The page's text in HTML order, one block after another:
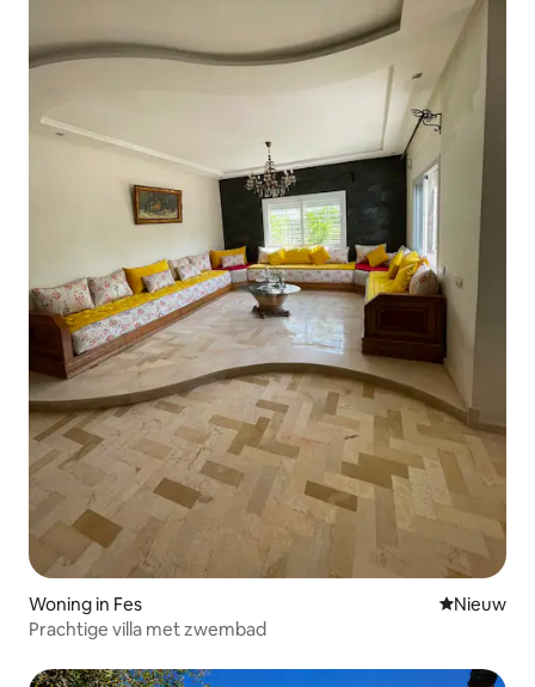
Woning in Fes Nieuwe
Nieuw
Prachtige villa met zwembad